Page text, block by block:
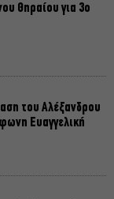
Θηραίου για 3ο
του Αλέξανδρου
Ευαγγελική